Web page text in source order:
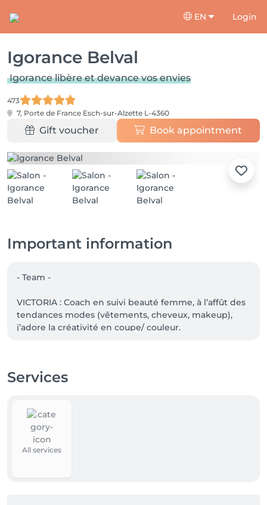
EN Login
Igorance Belval
Igorance libère et devance vos envies
473
7, Porte de France Esch-sur-Alzette L-4360
Gift voucher Book appointment
Important information
- Team -
VICTORIA : Coach en suivi beauté femme, à l’affût des
tendances modes (vêtements, cheveux, makeup),
j’adore la créativité en coupe/ couleur.
votre service. Spécialisée dans les coupes et couleur
À bientôt pour votre rendez- vous à Belval
Services
All services